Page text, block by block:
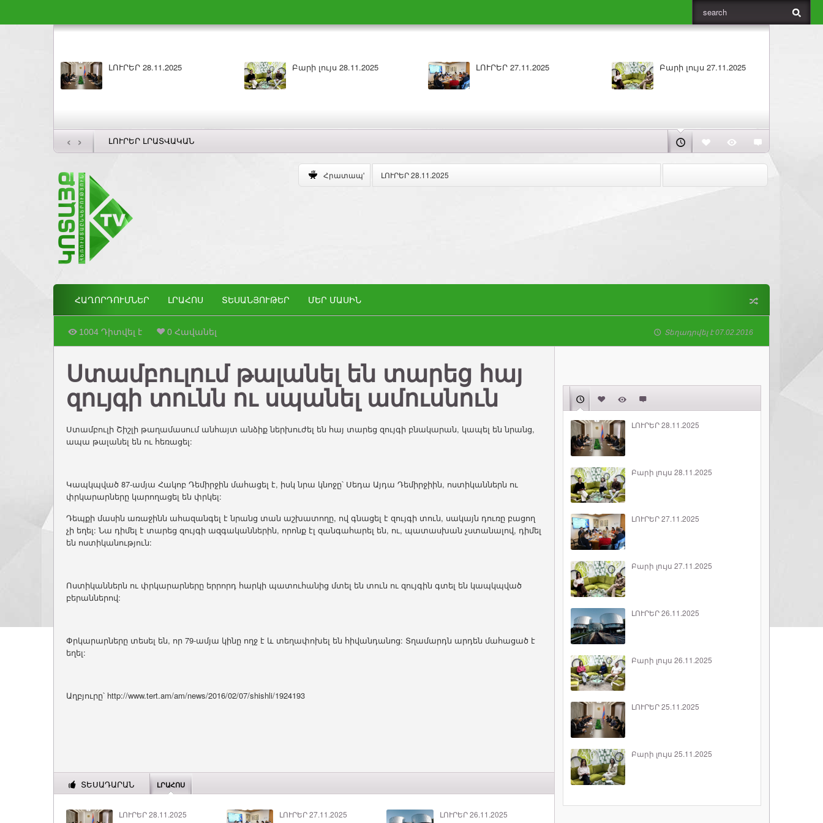
ԼՈՒՐԵՐ 27.11.2025 Բարի լույս 27.11.2025 ԼՈՒՐԵՐ 26.11.2025 Բարի լույս 26.11.2025
‹ › ԼՈՒՐԵՐ ԼՐԱՏՎԱԿԱՆ
Հրատապ' ԼՈՒՐԵՐ 28.11.2025
ՀԱՂՈՐԴՈՒՄՆԵՐ ԼՐԱՀՈՍ ՏԵՍԱՆՅՈՒԹԵՐ ՄԵՐ ՄԱՍԻՆ
1004 Դիտվել է 0 Հավանել Տեղադրվել է 07.02.2016
Ստամբուլում թալանել են տարեց հայ
զույգի տունն ու սպանել ամուսնուն
Ստամբուլի Շիշլի թաղամասում անհայտ անձիք ներխուժել են հայ տարեց զույգի բնակարան, կապել են նրանց,
ապա թալանել են ու հեռացել:
Կապկպված 87-ամյա Հակոբ Դեմիրջին մահացել է, իսկ նրա կնոջը՝ Սեդա Այդա Դեմիրջիին, ոստիկաններն ու
փրկարարները կարողացել են փրկել:
Դեպքի մասին առաջինն ահազանգել է նրանց տան աշխատողը, ով գնացել է զույգի տուն, սակայն դուռը բացող
չի եղել: Նա դիմել է տարեց զույգի ազգականներին, որոնք էլ զանգահարել են, ու, պատասխան չստանալով, դիմել
են ոստիկանություն:
Ոստիկաններն ու փրկարարները երրորդ հարկի պատուհանից մտել են տուն ու զույգին գտել են կապկպված
բերաններով:
Փրկարարները տեսել են, որ 79-ամյա կինը ողջ է և տեղափոխել են հիվանդանոց: Տղամարդն արդեն մահացած է
եղել:
Աղբյուրը՝ http://www.tert.am/am/news/2016/02/07/shishli/1924193
ՏԵՍԱԴԱՐԱՆ ԼՐԱՀՈՍ
ԼՈՒՐԵՐ 28.11.2025 ԼՈՒՐԵՐ 27.11.2025 ԼՈՒՐԵՐ 26.11.2025
ԼՈՒՐԵՐ 28.11.2025
Բարի լույս 28.11.2025
ԼՈՒՐԵՐ 27.11.2025
Բարի լույս 27.11.2025
ԼՈՒՐԵՐ 26.11.2025
Բարի լույս 26.11.2025
ԼՈՒՐԵՐ 25.11.2025
Բարի լույս 25.11.2025